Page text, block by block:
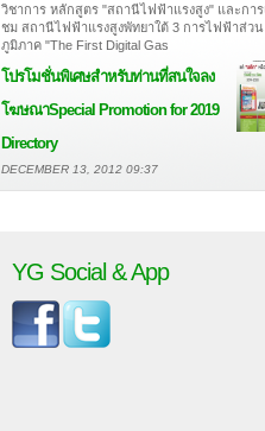
วิชาการ หลักสูตร "สถานีไฟฟ้าแรงสูง" และการ
ชม สถานีไฟฟ้าแรงสูงพัทยาใต้ 3 การไฟฟ้าส่วน
ภูมิภาค "The First Digital Gas
โปรโมชั่นพิเศษสำหรับท่านที่สนใจลง
โฆษณาSpecial Promotion for 2019
Directory
DECEMBER 13, 2012 09:37
YG Social & App